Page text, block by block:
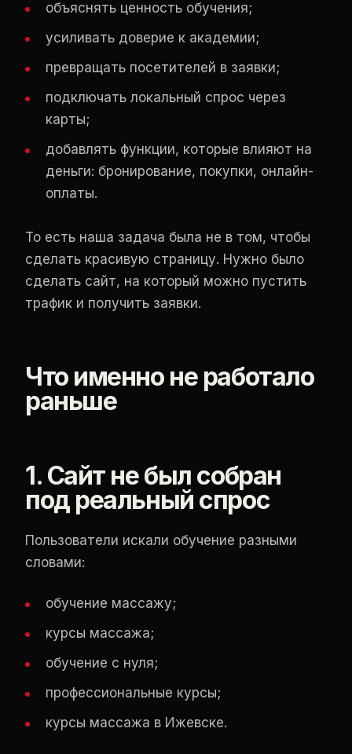
объяснять ценность обучения;
усиливать доверие к академии;
превращать посетителей в заявки;
подключать локальный спрос через
карты;
добавлять функции, которые влияют на
деньги: бронирование, покупки, онлайн-
оплаты.
То есть наша задача была не в том, чтобы
сделать красивую страницу. Нужно было
сделать сайт, на который можно пустить
трафик и получить заявки.
Что именно не работало
раньше
1. Сайт не был собран
под реальный спрос
Пользователи искали обучение разными
словами:
обучение массажу;
курсы массажа;
обучение с нуля;
профессиональные курсы;
курсы массажа в Ижевске.